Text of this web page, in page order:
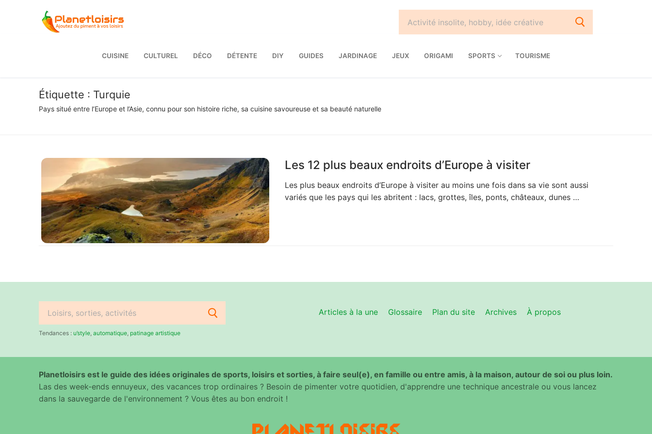
CUISINE CULTUREL DÉCO DÉTENTE DIY GUIDES JARDINAGE JEUX ORIGAMI SPORTS TOURISME
Étiquette : Turquie
Pays situé entre l’Europe et l’Asie, connu pour son histoire riche, sa cuisine savoureuse et sa beauté naturelle
Les 12 plus beaux endroits d’Europe à visiter
Les plus beaux endroits d’Europe à visiter au moins une fois dans sa vie sont aussi
variés que les pays qui les abritent : lacs, grottes, îles, ponts, châteaux, dunes …
Rechercher
:Tendances : u’style automatique patinage artistique
Articles à la une Glossaire Plan du site Archives À propos
Planetloisirs est le guide des idées originales de sports, loisirs et sorties, à faire seul(e), en famille ou entre amis, à la maison, autour de soi ou plus loin.
Las des week-ends ennuyeux, des vacances trop ordinaires ? Besoin de pimenter votre quotidien, d'apprendre une technique ancestrale ou vous lancez
dans la sauvegarde de l'environnement ? Vous êtes au bon endroit !